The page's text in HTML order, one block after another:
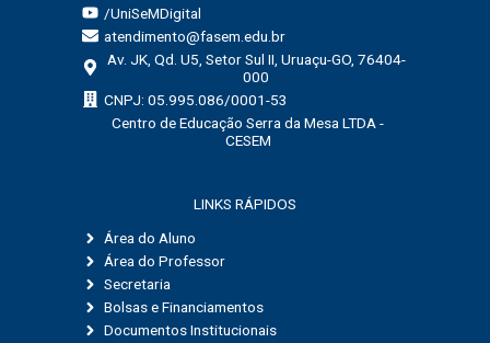
/UniSeMDigital
atendimento@fasem.edu.br
Av. JK, Qd. U5, Setor Sul II, Uruaçu-GO, 76404-
000
CNPJ: 05.995.086/0001-53
Centro de Educação Serra da Mesa LTDA -
CESEM
LINKS RÁPIDOS
Área do Aluno
Área do Professor
Secretaria
Bolsas e Financiamentos
Documentos Institucionais